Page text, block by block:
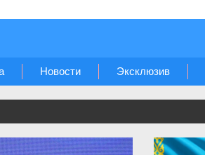
Новости Эксклюзив